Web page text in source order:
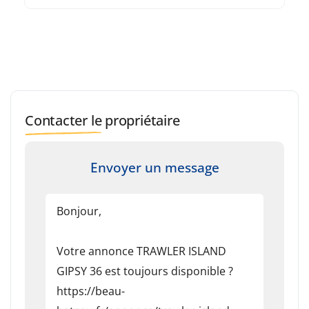
Contacter le propriétaire
Envoyer un message